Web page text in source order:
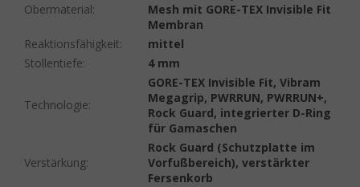
Obermaterial:
Mesh mit GORE-TEX Invisible Fit
Membran
Reaktionsfähigkeit:
mittel
Stollentiefe: 4 mm
Technologie:
GORE-TEX Invisible Fit, Vibram
Megagrip, PWRRUN, PWRRUN+,
Rock Guard, integrierter D-Ring
für Gamaschen
Verstärkung:
Rock Guard (Schutzplatte im
Vorfußbereich), verstärkter
Fersenkorb